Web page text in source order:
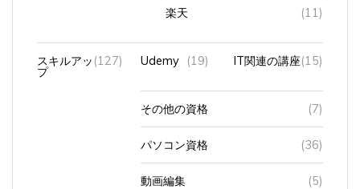
楽天 (11)
スキルアッ
プ
(127) Udemy (19) IT関連の講座 (15)
その他の資格 (7)
パソコン資格 (36)
動画編集 (5)